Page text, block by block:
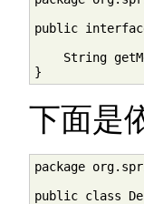
public
String
}
下面是
package
public class